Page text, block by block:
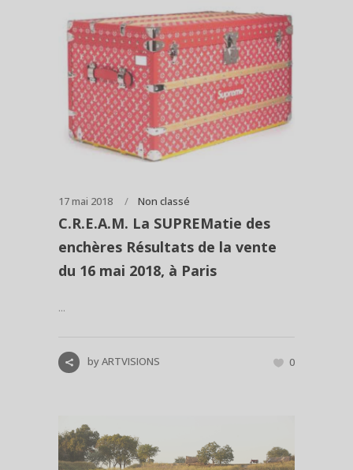
17 mai 2018 Non classé
C.R.E.A.M. La SUPREMatie des
enchères Résultats de la vente
du 16 mai 2018, à Paris
...
byARTVISIONS 0